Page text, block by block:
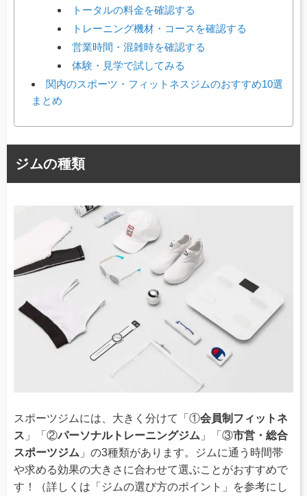
トータルの料金を確認する
トレーニング機材・コースを確認する
営業時間・混雑時を確認する
体験・見学で試してみる
関内のスポーツ・フィットネスジムのおすすめ10選
まとめ
ジムの種類
スポーツジムには、大きく分けて「①会員制フィットネ
ス 」「②パーソナルトレーニングジム 」「③市営・総合
スポーツジム 」の3種類があります。ジムに通う時間帯
や求める効果の大きさに合わせて選ぶことがおすすめで
す！（詳しくは「ジムの選び方のポイント」を参考にし